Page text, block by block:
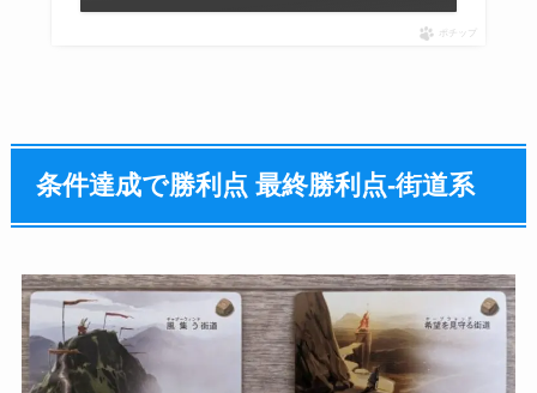
ポチップ
条件達成で勝利点 最終勝利点‐街道系